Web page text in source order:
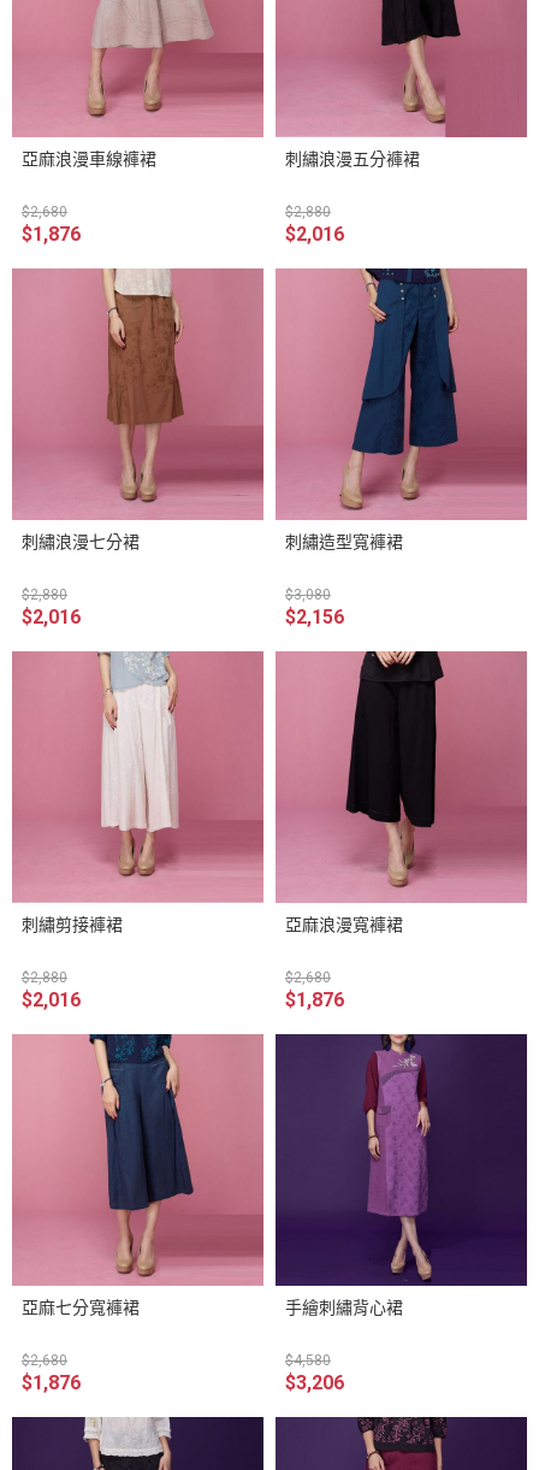
亞麻浪漫車線褲裙
$2,680
$1,876
刺繡浪漫五分褲裙
$2,880
$2,016
刺繡浪漫七分裙
$2,880
$2,016
刺繡造型寬褲裙
$3,080
$2,156
刺繡剪接褲裙
$2,880
$2,016
亞麻浪漫寬褲裙
$2,680
$1,876
亞麻七分寬褲裙
$2,680
$1,876
手繪刺繡背心裙
$4,580
$3,206